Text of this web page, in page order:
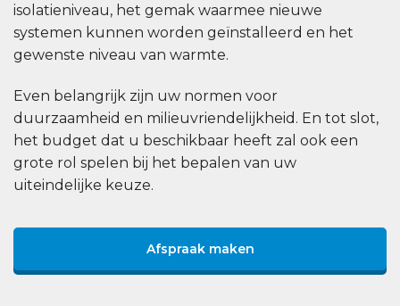
isolatieniveau, het gemak waarmee nieuwe
systemen kunnen worden geïnstalleerd en het
gewenste niveau van warmte.
Even belangrijk zijn uw normen voor
duurzaamheid en milieuvriendelijkheid. En tot slot,
het budget dat u beschikbaar heeft zal ook een
grote rol spelen bij het bepalen van uw
uiteindelijke keuze.
Afspraak maken